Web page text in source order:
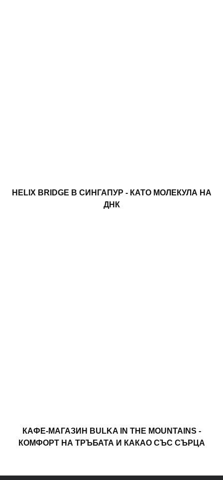
HELIX BRIDGE В СИНГАПУР - КАТО МОЛЕКУЛА НА
ДНК
КАФЕ-МАГАЗИН BULKA IN THE MOUNTAINS -
КОМФОРТ НА ТРЪБАТА И КАКАО СЪС СЪРЦА